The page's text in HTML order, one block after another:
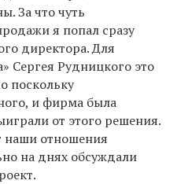
За что чуть
я попал сразу
директора. Для
Сергея Рудницкого это
поскольку
и фирма была
от этого решения.
наши отношения
на днях обсуждали